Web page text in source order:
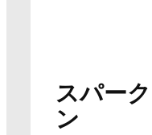
スパー
ン